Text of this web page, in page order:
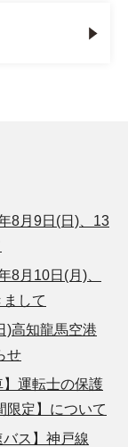
8月9日(日)、13
8月10日(月)、
して
)高知龍馬空港
せ
】運転士の保護
限定】について
バス】神戸線